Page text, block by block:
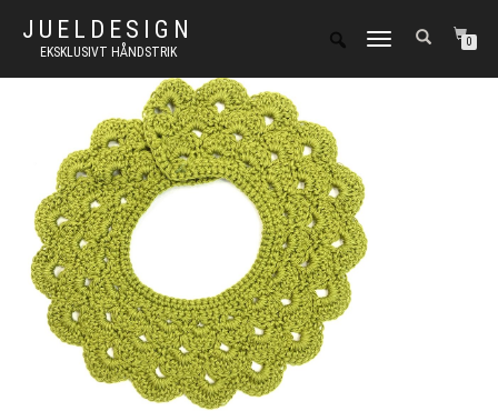
JUELDESIGN
EKSKLUSIVT HÅNDSTRIK
FLIP
0